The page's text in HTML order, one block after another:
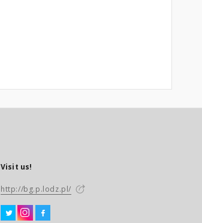
Visit us!
http://bg.p.lodz.pl/